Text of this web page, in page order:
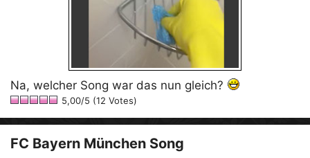
Na, welcher Song war das nun gleich?
5,00/5 (12 Votes)
FC Bayern München Song